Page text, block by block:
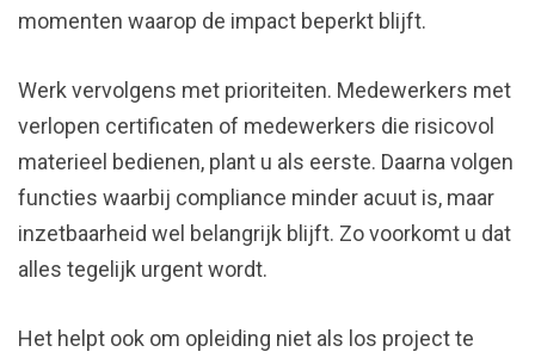
momenten waarop de impact beperkt blijft.
Werk vervolgens met prioriteiten. Medewerkers met
verlopen certificaten of medewerkers die risicovol
materieel bedienen, plant u als eerste. Daarna volgen
functies waarbij compliance minder acuut is, maar
inzetbaarheid wel belangrijk blijft. Zo voorkomt u dat
alles tegelijk urgent wordt.
Het helpt ook om opleiding niet als los project te